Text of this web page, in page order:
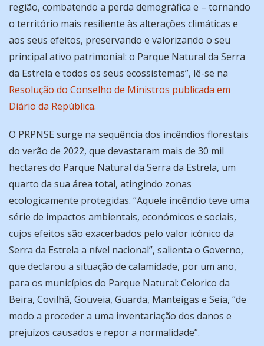
região, combatendo a perda demográfica e – tornando
o território mais resiliente às alterações climáticas e
aos seus efeitos, preservando e valorizando o seu
principal ativo patrimonial: o Parque Natural da Serra
da Estrela e todos os seus ecossistemas”, lê-se na
Resolução do Conselho de Ministros publicada em
Diário da República.
O PRPNSE surge na sequência dos incêndios florestais
do verão de 2022, que devastaram mais de 30 mil
hectares do Parque Natural da Serra da Estrela, um
quarto da sua área total, atingindo zonas
ecologicamente protegidas. “Aquele incêndio teve uma
série de impactos ambientais, económicos e sociais,
cujos efeitos são exacerbados pelo valor icónico da
Serra da Estrela a nível nacional”, salienta o Governo,
que declarou a situação de calamidade, por um ano,
para os municípios do Parque Natural: Celorico da
Beira, Covilhã, Gouveia, Guarda, Manteigas e Seia, “de
modo a proceder a uma inventariação dos danos e
prejuízos causados e repor a normalidade”.